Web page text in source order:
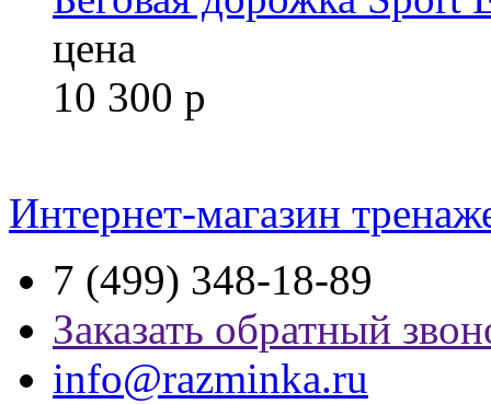
цена
10 300 р
Интернет-магазин
7 (499) 348-18-89
Заказать обратный
info@razminka.ru